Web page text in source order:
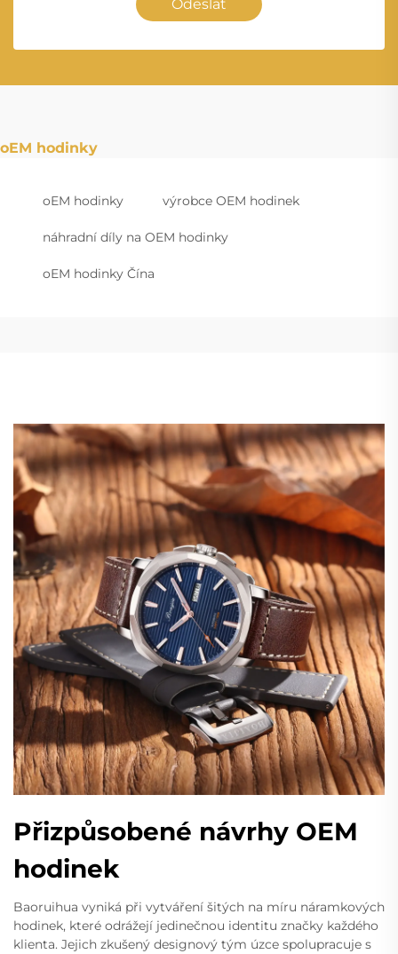
Odeslat
oEM hodinky
oEM hodinky výrobce OEM hodinek
náhradní díly na OEM hodinky
oEM hodinky Čína
Přizpůsobené návrhy OEM
hodinek
Baoruihua vyniká při vytváření šitých na míru náramkových
hodinek, které odrážejí jedinečnou identitu značky každého
klienta. Jejich zkušený designový tým úzce spolupracuje s